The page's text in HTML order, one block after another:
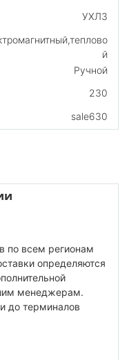
УХЛ3
й
Ручной
230
sale630
по всем регионам
определяются
менеджерам.
до терминалов